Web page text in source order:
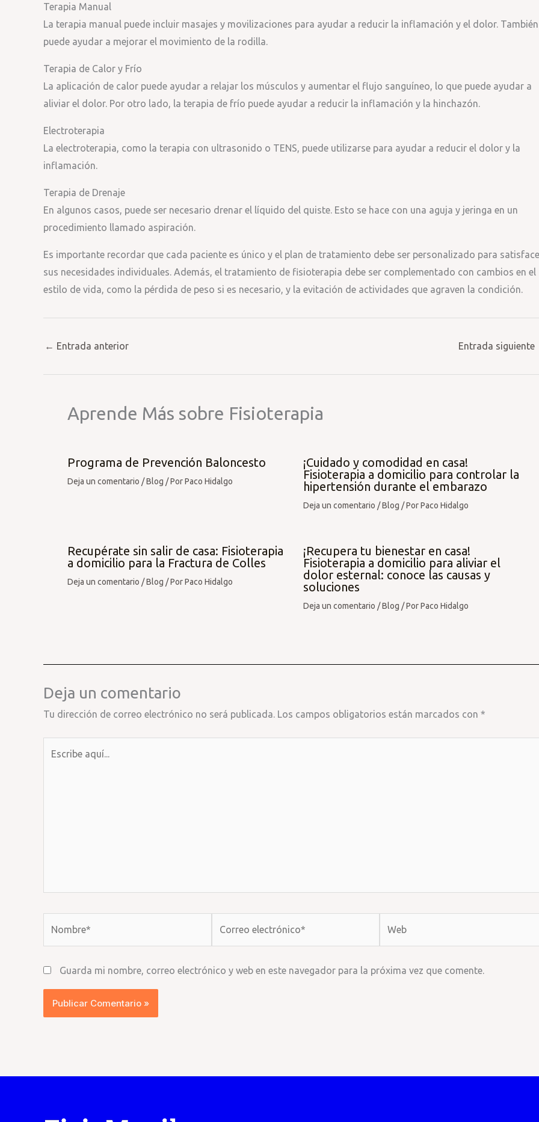
Terapia Manual
La terapia manual puede incluir masajes y movilizaciones para ayudar a reducir la inflamación y el dolor. También
puede ayudar a mejorar el movimiento de la rodilla.
Terapia de Calor y Frío
La aplicación de calor puede ayudar a relajar los músculos y aumentar el flujo sanguíneo, lo que puede ayudar a
aliviar el dolor. Por otro lado, la terapia de frío puede ayudar a reducir la inflamación y la hinchazón.
Electroterapia
La electroterapia, como la terapia con ultrasonido o TENS, puede utilizarse para ayudar a reducir el dolor y la
inflamación.
Terapia de Drenaje
En algunos casos, puede ser necesario drenar el líquido del quiste. Esto se hace con una aguja y jeringa en un
procedimiento llamado aspiración.
Es importante recordar que cada paciente es único y el plan de tratamiento debe ser personalizado para
sus necesidades individuales. Además, el tratamiento de fisioterapia debe ser complementado con cambios en el
estilo de vida, como la pérdida de peso si es necesario, y la evitación de actividades que agraven la condición.
← Entrada anterior Entrada siguiente
Aprende Más sobre Fisioterapia
Programa de Prevención Baloncesto
Deja un comentario /Blog / PorPaco Hidalgo
¡Cuidado y comodidad en casa!
Fisioterapia a domicilio para controlar la
hipertensión durante el embarazo
Deja un comentario /Blog / PorPaco Hidalgo
Recupérate sin salir de casa: Fisioterapia
a domicilio para la Fractura de Colles
Deja un comentario /Blog / PorPaco Hidalgo
¡Recupera tu bienestar en casa!
Fisioterapia a domicilio para aliviar el
dolor esternal: conoce las causas y
soluciones
Deja un comentario /Blog / PorPaco Hidalgo
Deja un comentario
Tu dirección de correo electrónico no será publicada. Los campos obligatorios están marcados con *
Guarda mi nombre, correo electrónico y web en este navegador para la próxima vez que comente.